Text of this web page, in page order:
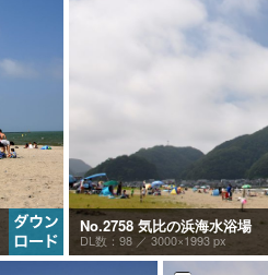
No.2758 気比の浜海水浴場
DL数：98 ／3000×1993 px